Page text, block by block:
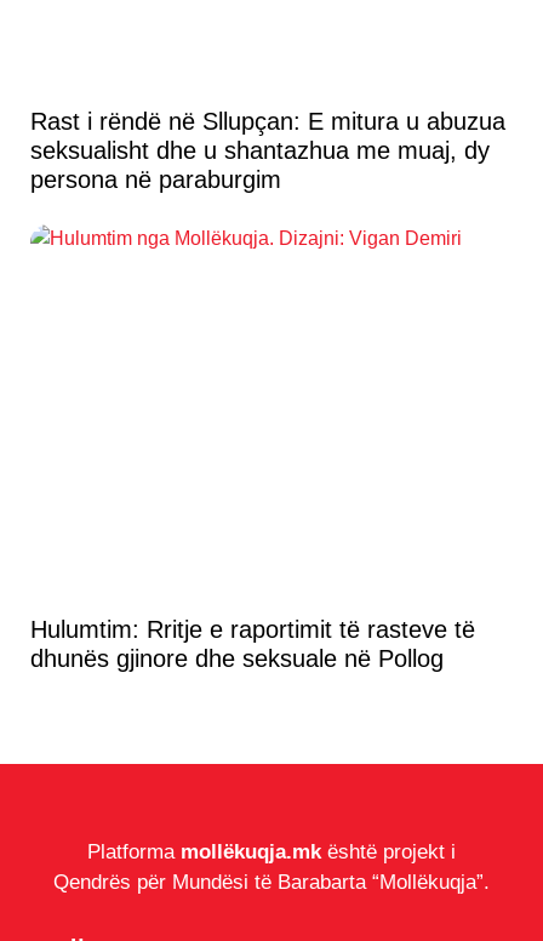
Rast i rëndë në Sllupçan: E mitura u abuzua
seksualisht dhe u shantazhua me muaj, dy
persona në paraburgim
Hulumtim: Rritje e raportimit të rasteve të
dhunës gjinore dhe seksuale në Pollog
Platforma mollëkuqja.mkështë projekt i
Qendrës për Mundësi të Barabarta “Mollëkuqja”.